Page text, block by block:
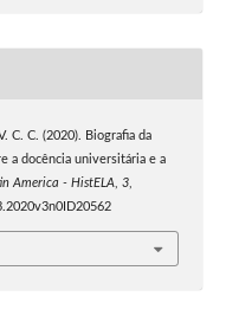
C. C. (2020). Biografia da
a docência universitária e a
America - HistELA, 3,